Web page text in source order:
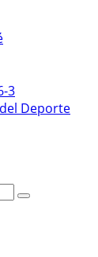
3
Deporte